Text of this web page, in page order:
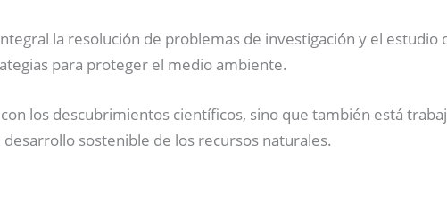
la resolución de problemas de investigación y el estudio
para proteger el medio ambiente.
los descubrimientos científicos, sino que también está
sostenible de los recursos naturales.